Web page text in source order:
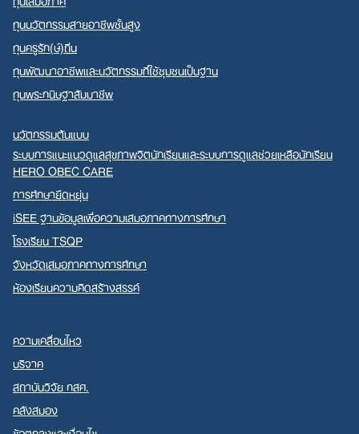
ทุนนวัตกรรมสายอาชีพชั้นสูง
ทุนครูรัก(ษ์)ถิ่น
ทุนพัฒนาอาชีพและนวัตกรรมที่ใช้ชุมชนเป็นฐาน
ทุนพระกนิษฐาสัมมาชีพ
นวัตกรรมต้นแบบ
ระบบการแนะแนวดูแลสุขภาพจิตนักเรียนและระบบการดูแลช่วยเหลือนักเรียน
HERO OBEC CARE
การศึกษายืดหยุ่น
iSEE ฐานข้อมูลเพื่อความเสมอภาคทางการศึกษา
โรงเรียน TSQP
จังหวัดเสมอภาคทางการศึกษา
ห้องเรียนความคิดสร้างสรรค์
ความเคลื่อนไหว
บริจาค
สถาบันวิจัย กสศ.
คลังสมอง